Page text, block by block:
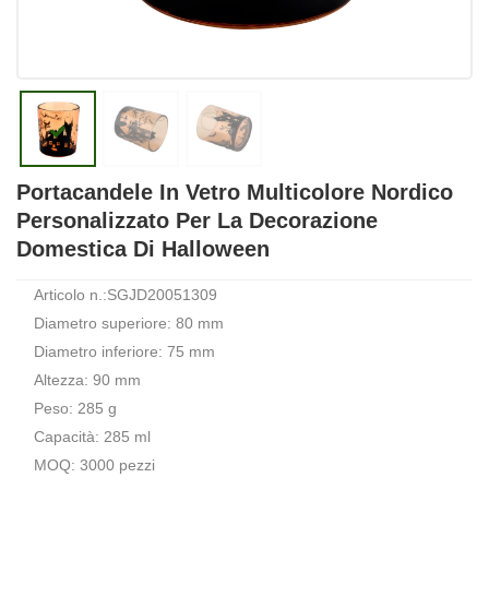
Portacandele In Vetro Multicolore Nordico
Personalizzato Per La Decorazione
Domestica Di Halloween
Articolo n.:SGJD20051309
Diametro superiore: 80 mm
Diametro inferiore: 75 mm
Altezza: 90 mm
Peso: 285 g
Capacità: 285 ml
MOQ: 3000 pezzi